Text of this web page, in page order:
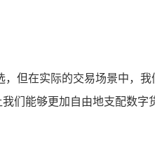
但在实际的交易场景中，
们能够更加自由地支配数